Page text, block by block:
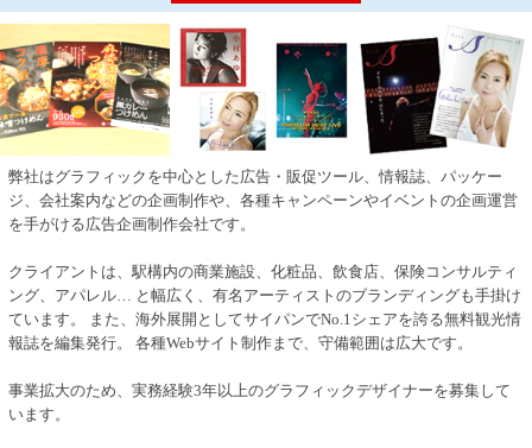
弊社はグラフィックを中心とした広告・販促ツール、情報誌、パッケー
ジ、会社案内などの企画制作や、各種キャンペーンやイベントの企画運営
を手がける広告企画制作会社です。
クライアントは、駅構内の商業施設、化粧品、飲食店、保険コンサルティ
ング、アパレル… と幅広く、有名アーティストのブランディングも手掛け
ています。 また、海外展開としてサイパンでNo.1シェアを誇る無料観光情
報誌を編集発行。 各種Webサイト制作まで、守備範囲は広大です。
事業拡大のため、実務経験3年以上のグラフィックデザイナーを募集して
います。